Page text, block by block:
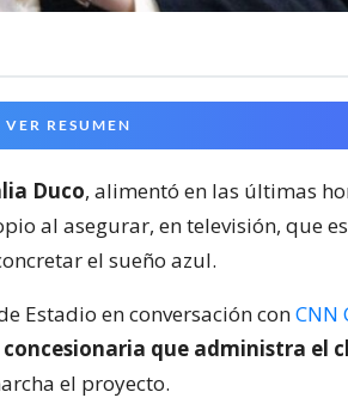
VER RESUMEN
Duco, alimentó en las últimas
al asegurar, en televisión, que
el sueño azul.
Estadio en conversación conCNN
que administra el
el proyecto.